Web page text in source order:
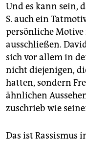
Und es kann sein,
S. auch ein
persönliche
ausschließen.
sich vor allem in
nicht diejenigen,
hatten, sondern
ähnlichen
zuschrieb wie
Das ist Rassismus